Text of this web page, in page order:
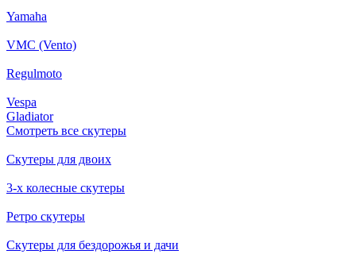
Yamaha
VMC (Vento)
Regulmoto
Vespa
Gladiator
Смотреть все скутеры
Скутеры для двоих
3-х колесные скутеры
Ретро скутеры
Скутеры для бездорожья и дачи